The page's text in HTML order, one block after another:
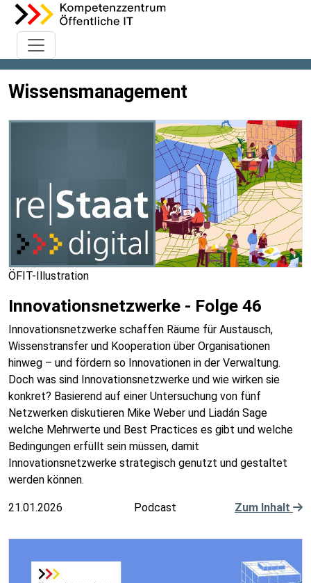
Wissensmanagement
ÖFIT-Illustration
Innovationsnetzwerke - Folge 46
Innovationsnetzwerke schaffen Räume für Austausch,
Wissenstransfer und Kooperation über Organisationen
hinweg – und fördern so Innovationen in der Verwaltung.
Doch was sind Innovationsnetzwerke und wie wirken sie
konkret? Basierend auf einer Untersuchung von fünf
Netzwerken diskutieren Mike Weber und Liadán Sage
welche Mehrwerte und Best Practices es gibt und welche
Bedingungen erfüllt sein müssen, damit
Innovationsnetzwerke strategisch genutzt und gestaltet
werden können.
21.01.2026 Podcast Zum Inhalt